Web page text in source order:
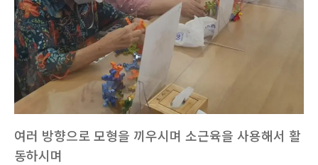
여러 방향으로 모형을 끼우시며 소근육을 사용해서 활
동하시며